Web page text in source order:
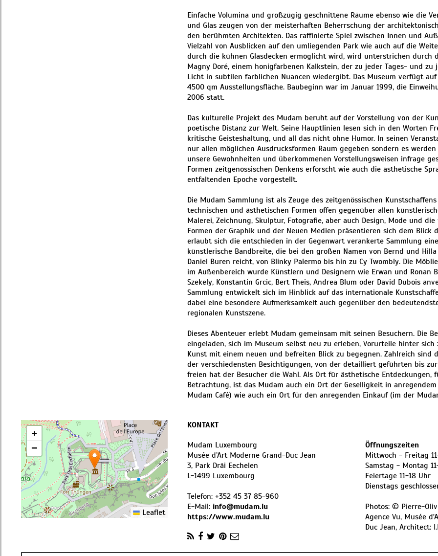
Einfache Volumina und großzügig geschnittene Räume ebenso wie die
und Glas zeugen von der meisterhaften Beherrschung der
den berühmten Architekten. Das raffinierte Spiel zwischen Innen und
Vielzahl von Ausblicken auf den umliegenden Park wie auch auf die
durch die kühnen Glasdecken ermöglicht wird, wird unterstrichen durch
Magny Doré, einem honigfarbenen Kalkstein, der zu jeder Tages- und zu
Licht in subtilen farblichen Nuancen wiedergibt. Das Museum verfügt
4500 qm Ausstellungsfläche. Baubeginn war im Januar 1999, die
2006 statt.
Das kulturelle Projekt des Mudam beruht auf der Vorstellung von der
poetische Distanz zur Welt. Seine Hauptlinien lesen sich in den Worten
kritische Geisteshaltung, und all das nicht ohne Humor. In seinen
nur allen möglichen Ausdrucksformen Raum gegeben sondern es
unsere Gewohnheiten und überkommenen Vorstellungsweisen infrage
Formen zeitgenössischen Denkens erforscht wie auch die ästhetische
entfaltenden Epoche vorgestellt.
Die Mudam Sammlung ist als Zeuge des zeitgenössischen
technischen und ästhetischen Formen offen gegenüber allen
Malerei, Zeichnung, Skulptur, Fotografie, aber auch Design, Mode und
Formen der Graphik und der Neuen Medien präsentieren sich dem Blick
erlaubt sich die entschieden in der Gegenwart verankerte Sammlung
künstlerische Bandbreite, die bei den großen Namen von Bernd und
Daniel Buren reicht, von Blinky Palermo bis hin zu Cy Twombly. Die
im Außenbereich wurde Künstlern und Designern wie Erwan und Ronan
Szekely, Konstantin Grcic, Bert Theis, Andrea Blum oder David Dubois
Sammlung entwickelt sich im Hinblick auf das internationale
dabei eine besondere Aufmerksamkeit auch gegenüber den
regionalen Kunstszene.
Dieses Abenteuer erlebt Mudam gemeinsam mit seinen Besuchern. Die
eingeladen, sich im Museum selbst neu zu erleben, Vorurteile hinter sich
Kunst mit einem neuen und befreiten Blick zu begegnen. Zahlreich sind
der verschiedensten Besichtigungen, von der detailliert geführten bis
freien hat der Besucher die Wahl. Als Ort für ästhetische Entdeckungen,
Betrachtung, ist das Mudam auch ein Ort der Geselligkeit in anregendem
Mudam Café) wie auch ein Ort für den anregenden Einkauf (im der
+
−
Leaflet
KONTAKT
Mudam Luxembourg
Musée d’Art Moderne Grand-Duc Jean
3, Park Dräi Eechelen
L-1499 Luxembourg
Telefon: +352 45 37 85-960
E-Mail: info@mudam.lu
https://www.mudam.lu
Öffnungszeiten
Mittwoch - Freitag
Samstag - Montag
Feiertage 11-18 Uhr
Dienstags
Photos: © Pierre-
Agence Vu, Musée
Duc Jean, Architect: